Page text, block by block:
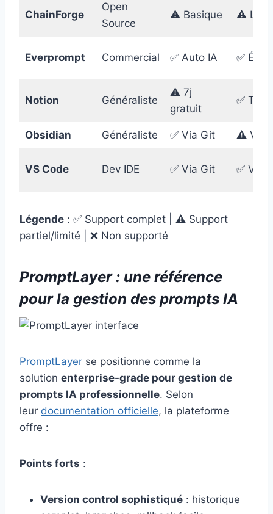
ChainForge
Open
Source
⚠️ Basique ⚠️
Everprompt Commercial ✅ Auto IA ✅
Notion Généraliste
⚠️ 7j
gratuit
✅
Obsidian Généraliste ✅ Via Git ⚠️ Via
VS Code Dev IDE ✅ Via Git ✅ Via
Légende : ✅ Support complet | ⚠️ Support
partiel/limité | ❌ Non supporté
PromptLayer : une référence
pour la gestion des prompts IA
PromptLayer se positionne comme la
solution enterprise-grade pour gestion de
prompts IA professionnelle. Selon
leur documentation officielle, la plateforme
offre :
Points forts :
Version control sophistiqué : historique